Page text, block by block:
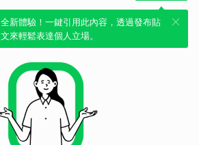
全新體驗！一鍵引用此內容，透過發布貼
文來輕鬆表達個人立場。